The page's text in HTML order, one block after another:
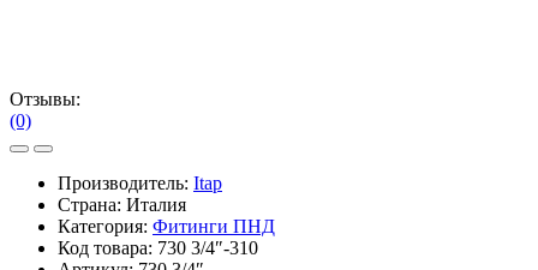
Отзывы:
(0)
Производитель: Itap
Страна: Италия
Категория: Фитинги ПНД
Код товара: 730 3/4″-310